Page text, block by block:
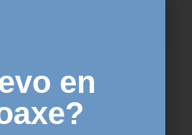
LUBRICANTE CADENA
MUC-OFF CLIMA SECO
16,99€ 12,99
en